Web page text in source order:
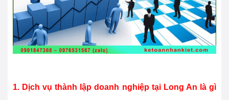
1. Dịch vụ thành lập doanh nghiệp tại Long An là gì